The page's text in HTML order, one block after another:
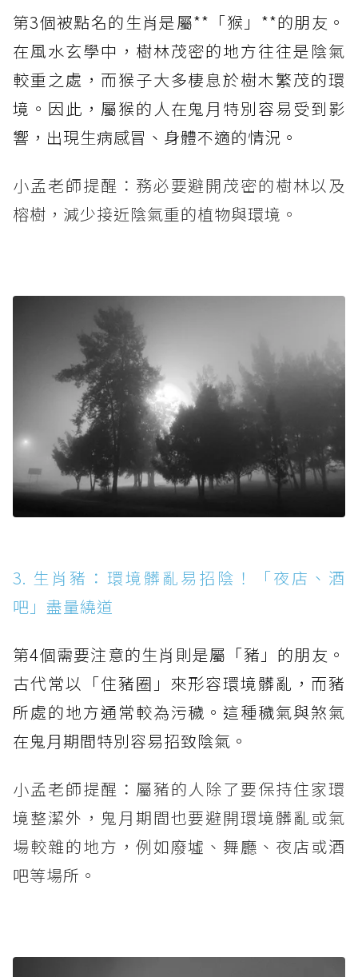
第3個被點名的生肖是屬**「猴」**的朋友。
在風水玄學中，樹林茂密的地方往往是陰氣
較重之處，而猴子大多棲息於樹木繁茂的環
境。因此，屬猴的人在鬼月特別容易受到影
響，出現生病感冒、身體不適的情況。
小孟老師提醒：務必要避開茂密的樹林以及
榕樹，減少接近陰氣重的植物與環境。
3. 生肖豬：環境髒亂易招陰！「夜店、酒
吧」盡量繞道
第4個需要注意的生肖則是屬「豬」的朋友。
古代常以「住豬圈」來形容環境髒亂，而豬
所處的地方通常較為污穢。這種穢氣與煞氣
在鬼月期間特別容易招致陰氣。
小孟老師提醒：屬豬的人除了要保持住家環
境整潔外，鬼月期間也要避開環境髒亂或氣
場較雜的地方，例如廢墟、舞廳、夜店或酒
吧等場所。